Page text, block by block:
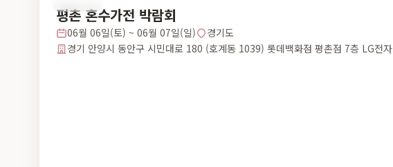
평촌 혼수가전 박람회
06월 06일(토) ~ 06월 07일(일)
경기도
경기 안양시 동안구 시민대로 180 (호계동 1039) 롯데백화점 평촌점 7층 LG전자